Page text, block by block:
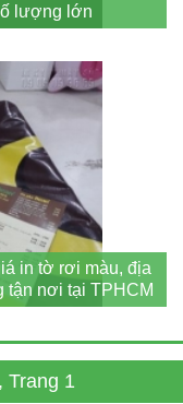
lượng lớn
in tờ rơi màu, địa
tận nơi tại TPHCM
Trang 1